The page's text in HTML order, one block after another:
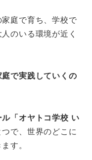
庭で育ち、学校で
のいる環境が近く
で実践していくの
「オヤトコ学校 い
で、世界のどこに
す。